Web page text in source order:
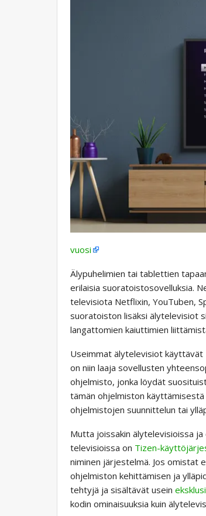
vuosi
Älypuhelimien tai tablettien
erilaisia ​​suoratoistosovelluksia.
televisiota Netflixin, YouTuben,
suoratoiston lisäksi älytelevisiot
langattomien kaiuttimien
Useimmat älytelevisiot käyttävät
on niin laaja sovellusten
ohjelmisto, jonka löydät
tämän ohjelmiston
ohjelmistojen suunnittelun tai
Mutta joissakin älytelevisioissa
televisioissa on Tizen-
niminen järjestelmä. Jos omistat
ohjelmiston kehittämisen ja
tehtyjä ja sisältävät usein
kodin ominaisuuksia kuin